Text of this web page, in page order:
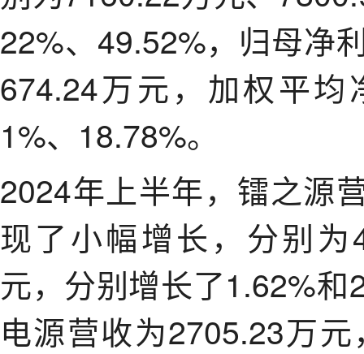
22%、49.52%，归母净
674.24万元，加权平
1%、18.78%。
2024年上半年，镭之源
现了小幅增长，分别为
元，分别增长了1.62%
电源营收为2705.23万